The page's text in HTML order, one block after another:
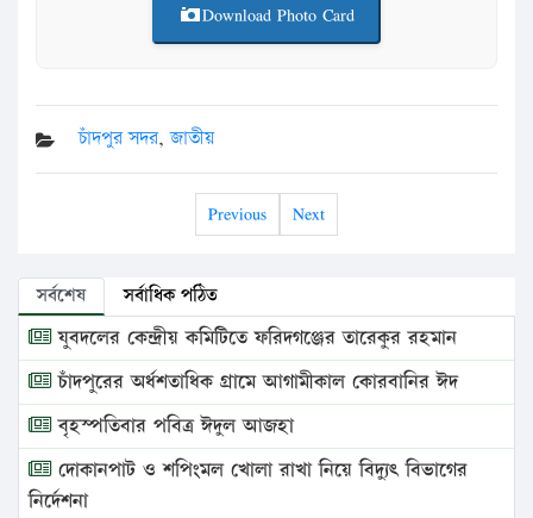
Download Photo Card
চাঁদপুর সদর,জাতীয়
Previous Next
সর্বশেষ সর্বাধিক পঠিত
যুবদলের কেন্দ্রীয় কমিটিতে ফরিদগঞ্জের তারেকুর রহমান
চাঁদপুরের অর্ধশতাধিক গ্রামে আগামীকাল কোরবানির ঈদ
বৃহস্পতিবার পবিত্র ঈদুল আজহা
দোকানপাট ও শপিংমল খোলা রাখা নিয়ে বিদ্যুৎ বিভাগের
নির্দেশনা